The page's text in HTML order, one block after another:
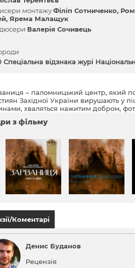
монтажуФіліп Сотниченко
Ярема Малащук
Валерія Сочивець
Спеціальна відзнака журі
– паломницький центр, який
Західної України вирушають у
хваляться нажитим добром,
з фільму
Коментарі
Денис Буданов
Рецензія